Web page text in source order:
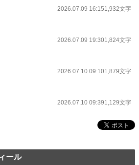
2026.07.09 16:151,932文字
2026.07.09 19:301,824文字
2026.07.10 09:101,879文字
2026.07.10 09:391,129文字
ール